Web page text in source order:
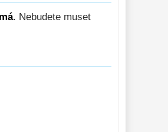
. Nebudete muset